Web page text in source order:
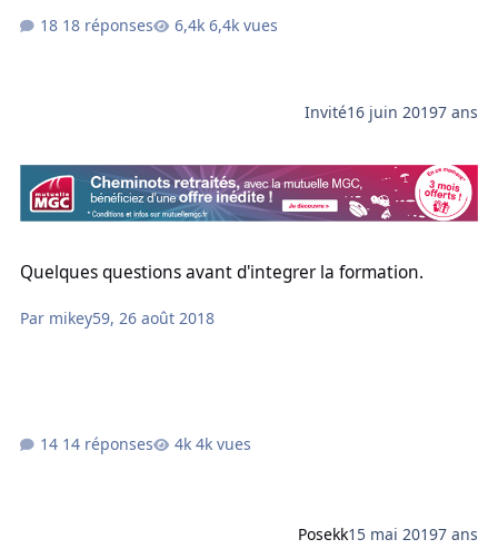
18 réponses 6,4k vues
Invité16 juin 20197 ans
Quelques questions avant d'integrer la formation.
Par mikey59,26 août 2018
14 réponses 4k vues
Posekk15 mai 20197 ans